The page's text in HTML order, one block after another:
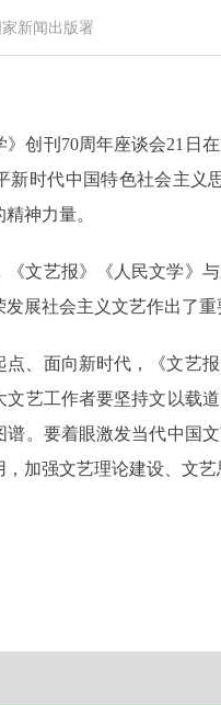
新闻出版署
》创刊70周年座谈会21
新时代中国特色社会主
神力量。
《文艺报》《人民文学》
展社会主义文艺作出了
点、面向新时代，《文艺
文艺工作者要坚持文以载
谱。要着眼激发当代中国
加强文艺理论建设、文